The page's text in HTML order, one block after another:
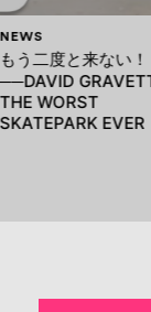
NEWS
もう二度と来ない！
──DAVID
THE WORST
SKATEPARK EVER